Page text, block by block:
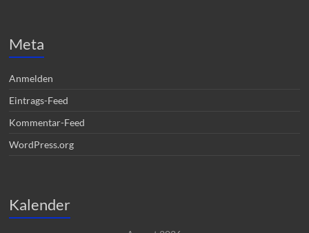
Meta
Anmelden
Eintrags-Feed
Kommentar-Feed
WordPress.org
Kalender